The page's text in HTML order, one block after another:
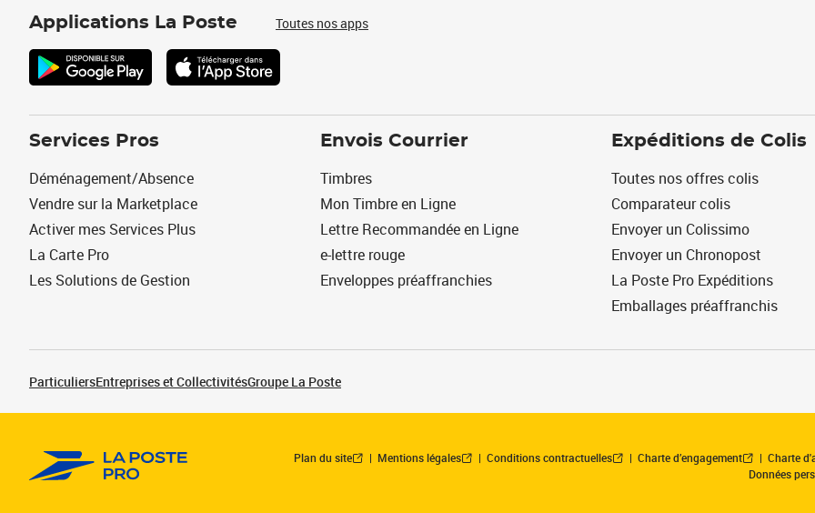
Applications La Poste Toutes nos apps
Services Pros
Déménagement/Absence
Vendre sur la Marketplace
Activer mes Services Plus
La Carte Pro
Les Solutions de Gestion
Envois Courrier
Timbres
Mon Timbre en Ligne
Lettre Recommandée en Ligne
e-lettre rouge
Enveloppes préaffranchies
Expéditions de Colis
Toutes nos offres colis
Comparateur colis
Envoyer un Colissimo
Envoyer un Chronopost
La Poste Pro Expéditions
Emballages préaffranchis
ParticuliersEntreprises et CollectivitésGroupe La Poste
Plan du site Mentions légales Conditions contractuelles Charte d’engagement Charte
Données